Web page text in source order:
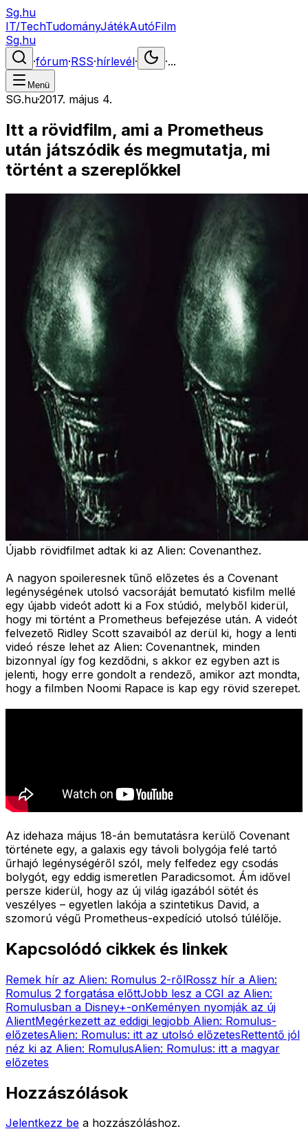
Sg.hu
IT/TechTudományJátékAutóFilm
Sg.hu
·fórum·RSS·hírlevél· ·...
Menü
SG.hu·2017. május 4.
Itt a rövidfilm, ami a Prometheus
után játszódik és megmutatja, mi
történt a szereplőkkel
Újabb rövidfilmet adtak ki az Alien: Covenanthez.
A nagyon spoileresnek tűnő előzetes és a Covenant
legénységének utolsó vacsoráját bemutató kisfilm mellé
egy újabb videót adott ki a Fox stúdió, melyből kiderül,
hogy mi történt a Prometheus befejezése után. A videót
felvezető Ridley Scott szavaiból az derül ki, hogy a lenti
videó része lehet az Alien: Covenantnek, minden
bizonnyal így fog kezdődni, s akkor ez egyben azt is
jelenti, hogy erre gondolt a rendező, amikor azt mondta,
hogy a filmben Noomi Rapace is kap egy rövid szerepet.
Az idehaza május 18-án bemutatásra kerülő Covenant
története egy, a galaxis egy távoli bolygója felé tartó
űrhajó legénységéről szól, mely felfedez egy csodás
bolygót, egy eddig ismeretlen Paradicsomot. Ám idővel
persze kiderül, hogy az új világ igazából sötét és
veszélyes – egyetlen lakója a szintetikus David, a
szomorú végű Prometheus-expedíció utolsó túlélője.
Kapcsolódó cikkek és linkek
Remek hír az Alien: Romulus 2-rőlRossz hír a Alien:
Romulus 2 forgatása előttJobb lesz a CGI az Alien:
Romulusban a Disney+-onKeményen nyomják az új
AlientMegérkezett az eddigi legjobb Alien: Romulus-
előzetesAlien: Romulus: itt az utolsó előzetesRettentő jól
néz ki az Alien: RomulusAlien: Romulus: itt a magyar
előzetes
Hozzászólások
Jelentkezz be a hozzászóláshoz.